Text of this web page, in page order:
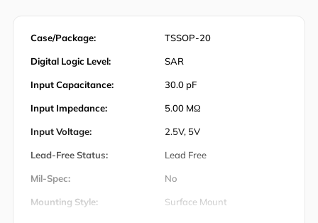
Case/Package: TSSOP-20
Digital Logic Level: SAR
Input Capacitance: 30.0 pF
Input Impedance: 5.00 MΩ
Input Voltage: 2.5V, 5V
Lead-Free Status: Lead Free
Mil-Spec: No
Mounting Style: Surface Mount